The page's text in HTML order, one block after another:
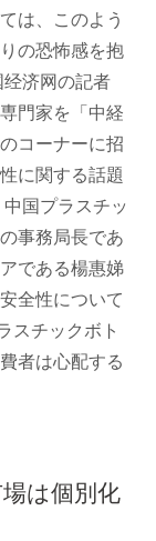
は、このよう
の恐怖感を抱
济网の記者
門家を「中経
コーナーに招
に関する話題
国プラスチッ
事務局長であ
である楊惠娣
全性について
スチックボト
者は心配する
は個別化